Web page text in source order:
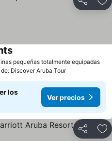
Compartir
pequeñas totalmente equipadas
de: Discover Aruba Tour
los
Ver precios
Compartir